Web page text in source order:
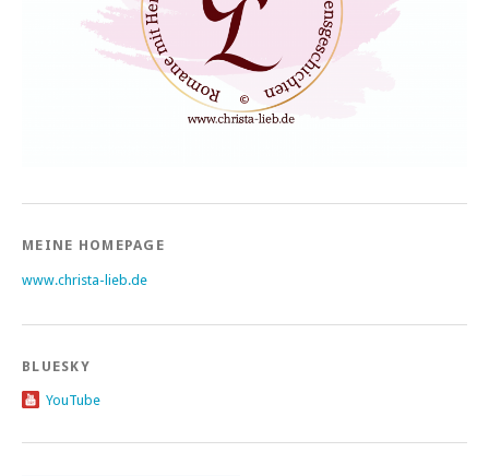
MEINE HOMEPAGE
www.christa-lieb.de
BLUESKY
YouTube